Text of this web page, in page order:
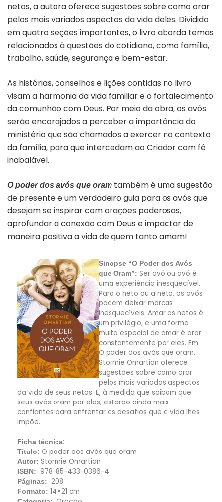
netos, a autora oferece sugestões sobre como orar
pelos mais variados aspectos da vida deles. Dividido
em quatro seções importantes, o livro aborda temas
relacionados à questões do cotidiano, como família,
trabalho, saúde, segurança e bem-estar.
As histórias, conselhos e lições contidas no livro
visam a harmonia da vida familiar e o fortalecimento
da comunhão com Deus. Por meio da obra, os avós
serão encorajados a perceber a importância do
ministério que são chamados a exercer no contexto
da família, para que intercedam ao Criador com fé
inabalável.
O poder dos avós que oram também é uma sugestão
de presente e um verdadeiro guia para os avós que
desejam se inspirar com orações poderosas,
aprofundar a conexão com Deus e impactar de
maneira positiva a vida de quem tanto amam!
Sinopse “O Poder dos Avós
que Oram”: Ser avô ou avó é
uma experiência inesquecível.
Para o neto ou a neta, os avós
podem deixar marcas
inesquecíveis. Amar os netos é
um privilégio, e uma forma
muito especial de amar é orar
constantemente por eles. Em
O poder dos avós que oram,
Stormie Omartian oferece
sugestões sobre como orar
pelos mais variados aspectos
da vida de seus netos. E, à medida que saibam que
seus avós oram por eles, estarão ainda mais
confiantes para enfrentar os desafios que a vida lhes
impõe.
Ficha técnica:
Título: O poder dos avós que oram
Autor: Stormie Omartian
ISBN: 978-85-433-0386-4
Páginas: 208
Formato: 14×21 cm